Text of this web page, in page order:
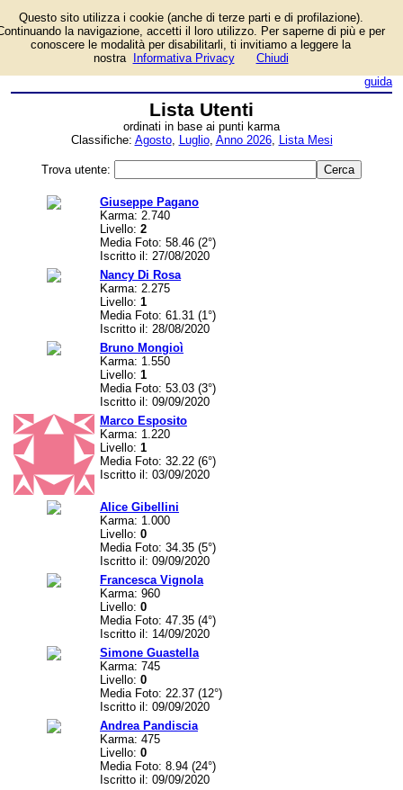
guida
Gli utenti iscritti al sito
FotoGiochi, ordinati in base
ai punti karma acquisiti.
Lista Utenti
ordinati in base ai punti karma
Classifiche: Agosto, Luglio, Anno 2026, Lista Mesi
Trova utente:
Giuseppe Pagano
Karma: 2.740
Livello: 2
Media Foto: 58.46 (2°)
Iscritto il: 27/08/2020
Nancy Di Rosa
Karma: 2.275
Livello: 1
Media Foto: 61.31 (1°)
Iscritto il: 28/08/2020
Bruno Mongioì
Karma: 1.550
Livello: 1
Media Foto: 53.03 (3°)
Iscritto il: 09/09/2020
Marco Esposito
Karma: 1.220
Livello: 1
Media Foto: 32.22 (6°)
Iscritto il: 03/09/2020
Alice Gibellini
Karma: 1.000
Livello: 0
Media Foto: 34.35 (5°)
Iscritto il: 09/09/2020
Francesca Vignola
Karma: 960
Livello: 0
Media Foto: 47.35 (4°)
Iscritto il: 14/09/2020
Simone Guastella
Karma: 745
Livello: 0
Media Foto: 22.37 (12°)
Iscritto il: 09/09/2020
Andrea Pandiscia
Karma: 475
Livello: 0
Media Foto: 8.94 (24°)
Iscritto il: 09/09/2020
Questo sito utilizza i cookie (anche di terze parti e di profilazione).
la navigazione, accetti il loro utilizzo. Per saperne di più e per
conoscere le modalità per disabilitarli, ti invitiamo a leggere la
nostra
Informativa Privacy Chiudi